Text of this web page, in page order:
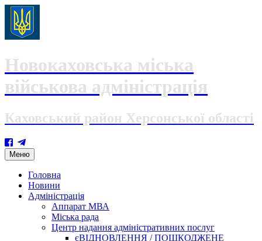
Новокаховська міська
військова адміністрація
Каховський район Херсонської області
Меню Skip
to
content
Головна
Новини
Адміністрація
Аппарат МВА
Міська рада
Центр надання адміністративних послуг
єВІДНОВЛЕННЯ / ПОШКОДЖЕНЕ